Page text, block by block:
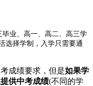
毕业、高一、高二、高三学
选择学制，入学只需要通
成绩要求，但是如果学
供中考成绩(不同的学